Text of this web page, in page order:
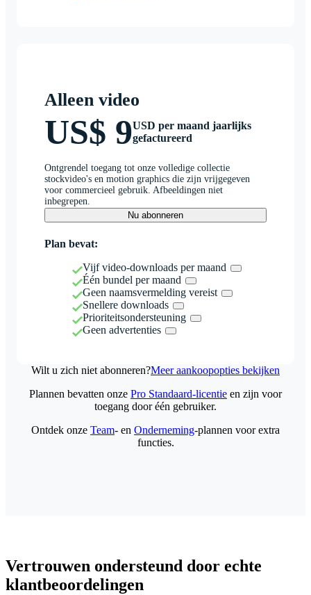
Alleen video
US$ 9USD per maand jaarlijks
gefactureerd
Ontgrendel toegang tot onze volledige collectie
stockvideo's en motion graphics die zijn vrijgegeven
voor commercieel gebruik. Afbeeldingen niet
inbegrepen.
Nu abonneren
Plan bevat:
Vijf video-downloads per maand
Één bundel per maand
Geen naamsvermelding vereist
Snellere downloads
Prioriteitsondersteuning
Geen advertenties
Wilt u zich niet abonneren?Meer aankoopopties bekijken
Plannen bevatten onze Pro Standaard-licentie en zijn voor
toegang door één gebruiker.
Ontdek onze Team- en Onderneming-plannen voor extra
functies.
Vertrouwen ondersteund door echte
klantbeoordelingen